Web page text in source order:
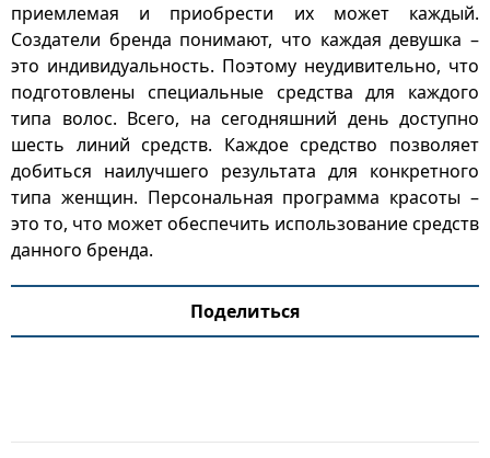
приемлемая и приобрести их может каждый.
Создатели бренда понимают, что каждая девушка –
это индивидуальность. Поэтому неудивительно, что
подготовлены специальные средства для каждого
типа волос. Всего, на сегодняшний день доступно
шесть линий средств. Каждое средство позволяет
добиться наилучшего результата для конкретного
типа женщин. Персональная программа красоты –
это то, что может обеспечить использование средств
данного бренда.
Поделиться